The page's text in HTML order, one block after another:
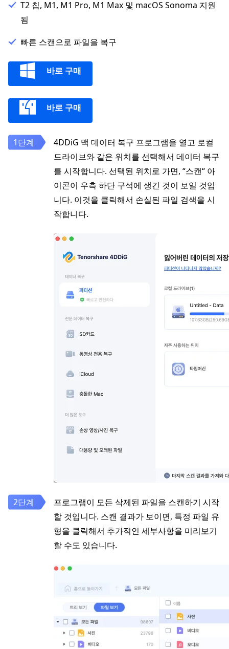
T2 칩, M1, M1 Pro, M1 Max 및 macOS Sonoma 지원
됨
빠른 스캔으로 파일을 복구
바로 구매
바로 구매
4DDiG 맥 데이터 복구 프로그램을 열고 로컬
드라이브와 같은 위치를 선택해서 데이터 복구
를 시작합니다. 선택된 위치로 가면, “스캔“ 아
이콘이 우측 하단 구석에 생긴 것이 보일 것입
니다. 이것을 클릭해서 손실된 파일 검색을 시
작합니다.
프로그램이 모든 삭제된 파일을 스캔하기 시작
할 것입니다. 스캔 결과가 보이면, 특정 파일 유
형을 클릭해서 추가적인 세부사항을 미리보기
할 수도 있습니다.